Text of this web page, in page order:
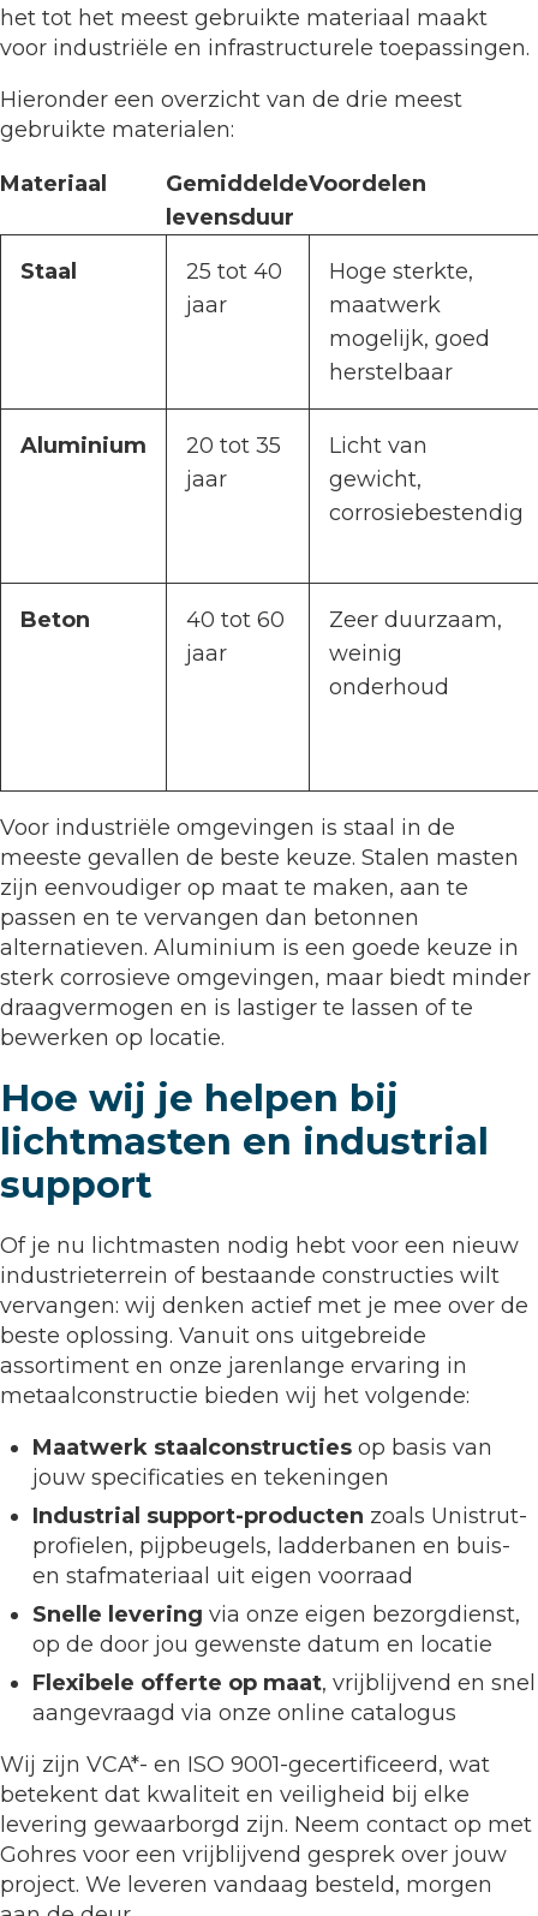
het tot het meest gebruikte materiaal maakt
voor industriële en infrastructurele toepassingen.
Hieronder een overzicht van de drie meest
gebruikte materialen:
Materiaal
Gemiddelde
levensduur
Voordelen
Staal
25 tot 40
jaar
Hoge sterkte,
maatwerk
mogelijk, goed
herstelbaar
Aluminium
20 tot 35
jaar
Licht van
gewicht,
corrosiebestendig
Beton
40 tot 60
jaar
Zeer duurzaam,
weinig
onderhoud
Voor industriële omgevingen is staal in de
meeste gevallen de beste keuze. Stalen masten
zijn eenvoudiger op maat te maken, aan te
passen en te vervangen dan betonnen
alternatieven. Aluminium is een goede keuze in
sterk corrosieve omgevingen, maar biedt minder
draagvermogen en is lastiger te lassen of te
bewerken op locatie.
Hoe wij je helpen bij
lichtmasten en industrial
support
Of je nu lichtmasten nodig hebt voor een nieuw
industrieterrein of bestaande constructies wilt
vervangen: wij denken actief met je mee over de
beste oplossing. Vanuit ons uitgebreide
assortiment en onze jarenlange ervaring in
metaalconstructie bieden wij het volgende:
Maatwerk staalconstructies op basis van
jouw specificaties en tekeningen
Industrial support-producten zoals Unistrut-
profielen, pijpbeugels, ladderbanen en buis-
en stafmateriaal uit eigen voorraad
Snelle levering via onze eigen bezorgdienst,
op de door jou gewenste datum en locatie
Flexibele offerte op maat, vrijblijvend en snel
aangevraagd via onze online catalogus
Wij zijn VCA*- en ISO 9001-gecertificeerd, wat
betekent dat kwaliteit en veiligheid bij elke
levering gewaarborgd zijn. Neem contact op met
Gohres voor een vrijblijvend gesprek over jouw
project. We leveren vandaag besteld, morgen